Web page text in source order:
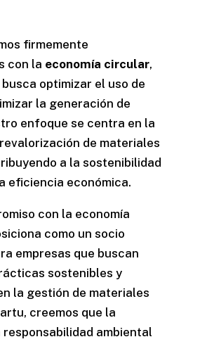
firmemente
con la economía circular,
optimizar el uso de
la generación de
enfoque se centra en la
de materiales
a la sostenibilidad
eficiencia económica.
con la economía
como un socio
empresas que buscan
sostenibles y
la gestión de materiales
creemos que la
responsabilidad ambiental